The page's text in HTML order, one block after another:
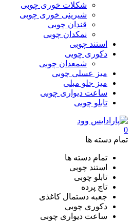
شکلات خوری چوبی
شیرینی خوری چوبی
قندان چوبی
نمکدان چوبی
استند چوبی
دکوری چوبی
شمعدان چوبی
میز عسلی چوبی
میز جلو مبلی
ساعت دیواری چوبی
تابلو چوبی
0
تمام دسته ها
تمام دسته ها
استند چوبی
تابلو چوبی
تاچ پرده
جعبه دستمال کاغذی
دکوری چوبی
ساعت دیواری چوبی